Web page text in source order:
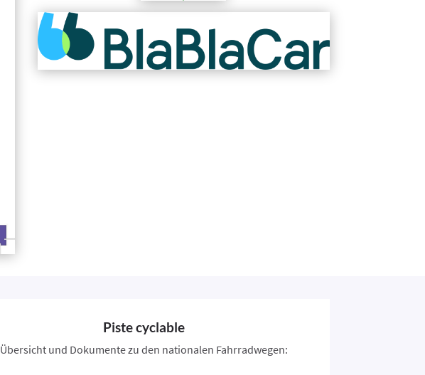
Piste cyclable
Übersicht und Dokumente zu den nationalen Fahrradwegen: